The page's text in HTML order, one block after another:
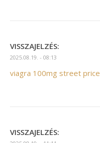
VISSZAJELZÉS:
2025.08.19. - 08:13
viagra 100mg street price
VISSZAJELZÉS: